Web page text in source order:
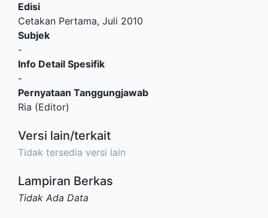
Edisi
Cetakan Pertama, Juli 2010
Subjek
-
Info Detail Spesifik
-
Pernyataan Tanggungjawab
Ria (Editor)
Versi lain/terkait
Tidak tersedia versi lain
Lampiran Berkas
Tidak Ada Data